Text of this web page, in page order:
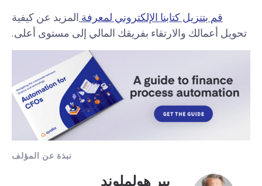
قم بتنزيل كتابنا الإلكتروني لمعرفة المزيد عن كيفية
تحويل أعمالك والارتقاء بفريقك المالي إلى مستوى أعلى.
نبذة عن المؤلف
بير هولملوند